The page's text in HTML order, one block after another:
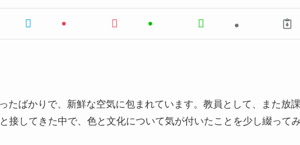
たばかりで、新鮮な空気に包まれています。教員として、また放
接してきた中で、色と文化について気が付いたことを少し綴って